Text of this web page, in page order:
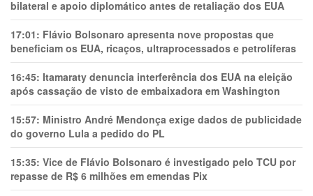
bilateral e apoio diplomático antes de retaliação dos EUA
17:01: Flávio Bolsonaro apresenta nove propostas que
beneficiam os EUA, ricaços, ultraprocessados e petrolíferas
16:45: Itamaraty denuncia interferência dos EUA na eleição
após cassação de visto de embaixadora em Washington
15:57: Ministro André Mendonça exige dados de publicidade
do governo Lula a pedido do PL
15:35: Vice de Flávio Bolsonaro é investigado pelo TCU por
repasse de R$ 6 milhões em emendas Pix